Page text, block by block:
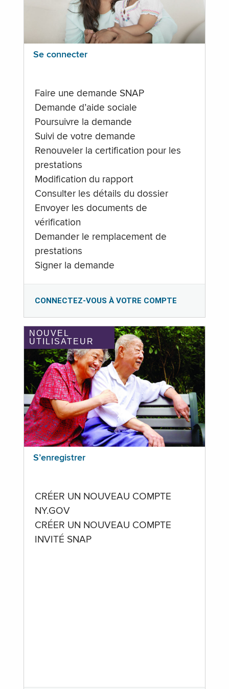
Se connecter
Faire une demande SNAP
Demande d’aide sociale
Poursuivre la demande
Suivi de votre demande
Renouveler la certification pour les
prestations
Modification du rapport
Consulter les détails du dossier
Envoyer les documents de
vérification
Demander le remplacement de
prestations
Signer la demande
CONNECTEZ-VOUS À VOTRE COMPTE
NOUVEL
UTILISATEUR
S’enregistrer
CRÉER UN NOUVEAU COMPTE
NY.GOV
CRÉER UN NOUVEAU COMPTE
INVITÉ SNAP